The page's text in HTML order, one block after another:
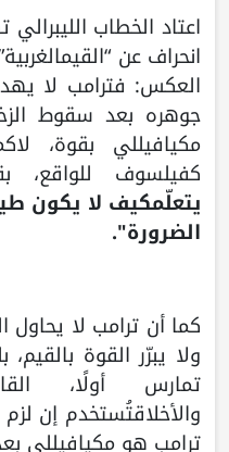
اعتاد الخطاب
انحراف عن
العكس: فترامب لا
جوهره بعد سقوط
مكيافيللي بقوة،
كفيلسوف للواقع،
يتعلّمكيف لا يكون
الضرورة".
كما أن ترامب لا يحاول
ولا يبرّر القوة
تمارس أولًا،
والأخلاقتُستخدم إن
ترامب هو مكيافيللي